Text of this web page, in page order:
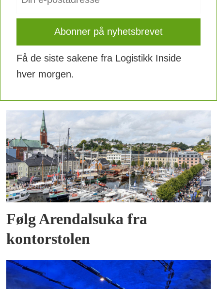
Få de siste sakene fra Logistikk Inside
hver morgen.
Følg Arendalsuka fra
kontorstolen